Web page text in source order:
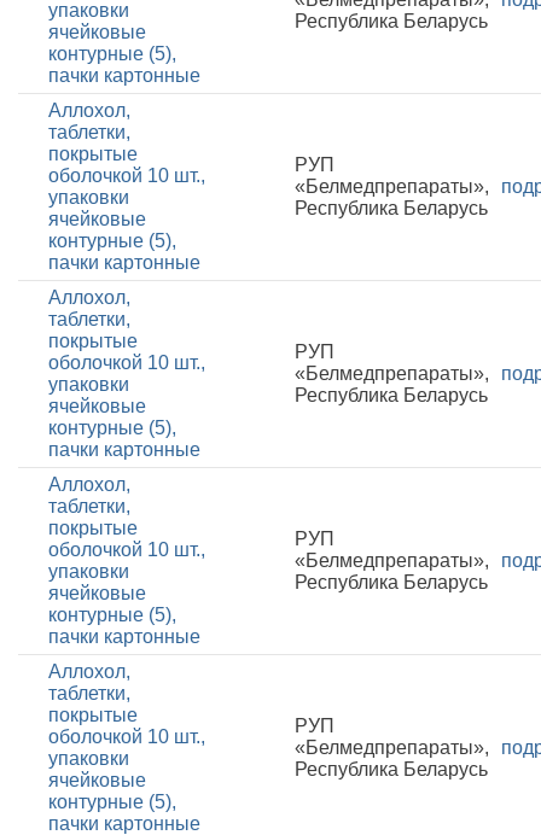
упаковки
ячейковые
контурные (5),
пачки картонные
Республика Беларусь
Аллохол,
таблетки,
покрытые
оболочкой 10 шт.,
упаковки
ячейковые
контурные (5),
пачки картонные
РУП
«Белмедпрепараты»,
Республика Беларусь
Аллохол,
таблетки,
покрытые
оболочкой 10 шт.,
упаковки
ячейковые
контурные (5),
пачки картонные
РУП
«Белмедпрепараты»,
Республика Беларусь
Аллохол,
таблетки,
покрытые
оболочкой 10 шт.,
упаковки
ячейковые
контурные (5),
пачки картонные
РУП
«Белмедпрепараты»,
Республика Беларусь
Аллохол,
таблетки,
покрытые
оболочкой 10 шт.,
упаковки
ячейковые
контурные (5),
пачки картонные
РУП
«Белмедпрепараты»,
Республика Беларусь